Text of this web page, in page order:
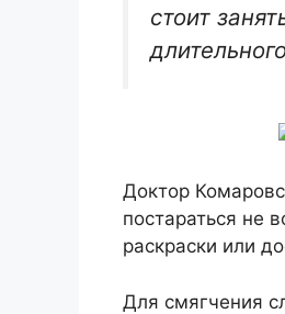
стоит
Доктор
постараться не
раскраски или
Для смягчения